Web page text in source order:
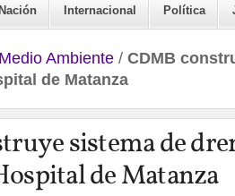
Nación Internacional Política
Medio Ambiente / CDMB
de Matanza
sistema de
de Matanza